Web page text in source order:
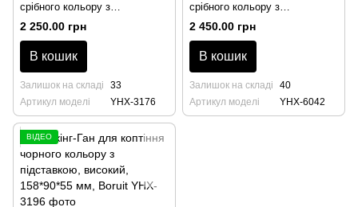
срібного кольору з
підставкою, низький,
123*90*55 мм, Boruit
2 250.00 грн
В кошик
Залишок на складі
33
Артикул моделі
YHX-3176
срібного кольору з
підставкою, високий,
158*90*55мм, Boruit
2 450.00 грн
В кошик
Залишок на складі
40
Артикул моделі
YHX-6042
ВІДЕО